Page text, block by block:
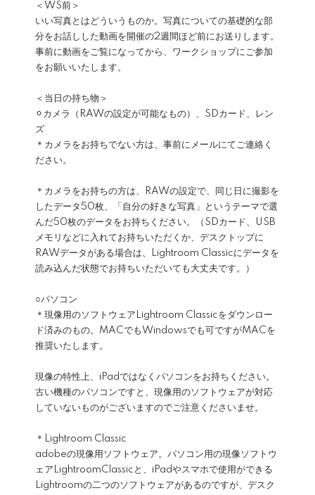
＜WS前＞
いい写真とはどういうものか。写真についての基礎的な部
分をお話しした動画を開催の2週間ほど前にお送りします。
事前に動画をご覧になってから、ワークショップにご参加
をお願いいたします。
＜当日の持ち物＞
⚪︎カメラ（RAWの設定が可能なもの）、SDカード、レン
ズ
＊カメラをお持ちでない方は、事前にメールにてご連絡く
ださい。
＊カメラをお持ちの方は、RAWの設定で、同じ日に撮影を
したデータ50枚、「自分の好きな写真」というテーマで選
んだ50枚のデータをお持ちください。（SDカード、USB
メモリなどに入れてお持ちいただくか、デスクトップに
RAWデータがある場合は、Lightroom Classicにデータを
読み込んだ状態でお持ちいただいても大丈夫です。）
○パソコン
＊現像用のソフトウェアLightroom Classicをダウンロー
ド済みのもの。MACでもWindowsでも可ですがMACを
推奨いたします。
現像の特性上、iPadではなくパソコンをお持ちください。
古い機種のパソコンですと、現像用のソフトウェアが対応
していないものがございますのでご注意くださいませ。
＊Lightroom Classic
adobeの現像用ソフトウェア。パソコン用の現像ソフトウ
ェアLightroomClassicと、iPadやスマホで使用ができる
Lightroomの二つのソフトウェアがあるのですが、デスク